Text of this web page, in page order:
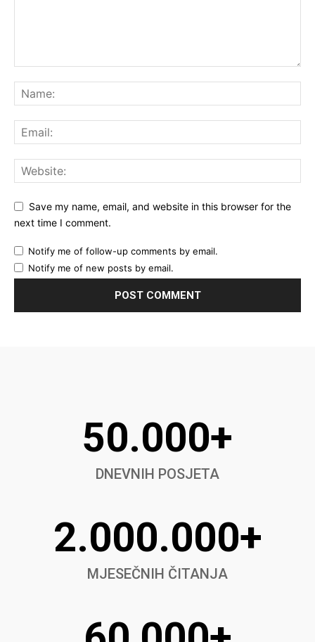
Save my name, email, and website in this browser for the
next time I comment.
Notify me of follow-up comments by email.
Notify me of new posts by email.
50.000+
DNEVNIH POSJETA
2.000.000+
MJESEČNIH ČITANJA